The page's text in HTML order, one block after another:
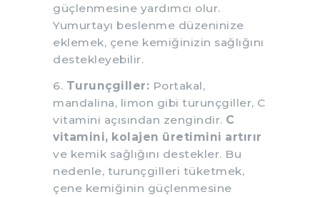
güçlenmesine yardımcı olur.
Yumurtayı beslenme düzeninize
eklemek, çene kemiğinizin sağlığını
destekleyebilir.
6. Turunçgiller: Portakal,
mandalina, limon gibi turunçgiller, C
vitamini açısından zengindir. C
vitamini, kolajen üretimini artırır
ve kemik sağlığını destekler. Bu
nedenle, turunçgilleri tüketmek,
çene kemiğinin güçlenmesine